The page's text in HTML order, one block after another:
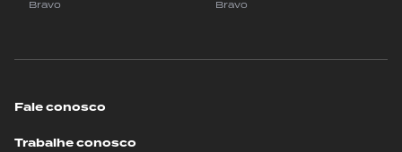
Fale conosco
Trabalhe conosco